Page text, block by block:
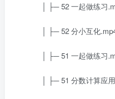
│ ├─ 52 一起做练习
│ ├─ 52 分小互化.mp4
│ ├─ 51 一起做练习
│ ├─ 51 分数计算应用